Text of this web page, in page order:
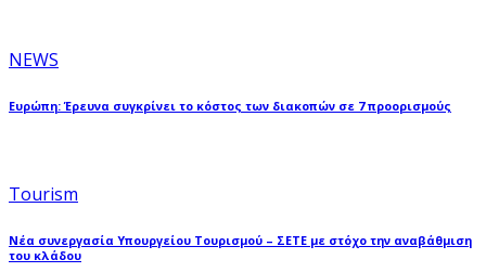
NEWS
Ευρώπη: Έρευνα συγκρίνει το κόστος των διακοπών σε 7 προορισμούς
Tourism
Νέα συνεργασία Υπουργείου Τουρισμού – ΣΕΤΕ με στόχο την αναβάθμιση
του κλάδου